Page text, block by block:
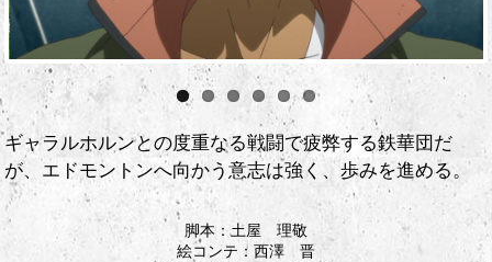
ギャラルホルンとの度重なる戦闘で疲弊する鉄華団だ
が、エドモントンへ向かう意志は強く、歩みを進める。
脚本：土屋 理敬
絵コンテ：西澤 晋